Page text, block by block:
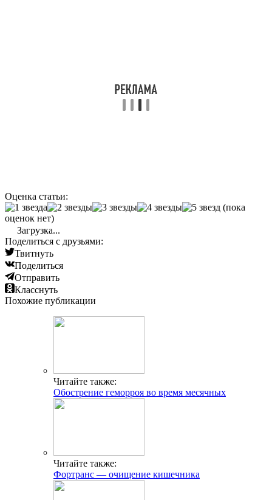
Оценка статьи:
(пока
оценок нет)
Загрузка...
Поделиться с друзьями:
Твитнуть
Поделиться
Отправить
Класснуть
Похожие публикации
Читайте также:
Обострение геморроя во время месячных
Читайте также:
Фортранс — очищение кишечника